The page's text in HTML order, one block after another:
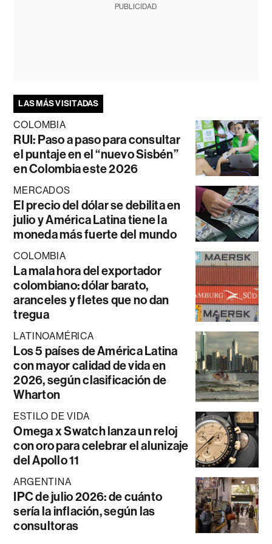
PUBLICIDAD
LAS MÁS VISITADAS
COLOMBIA
RUI: Paso a paso para consultar
el puntaje en el “nuevo Sisbén”
en Colombia este 2026
MERCADOS
El precio del dólar se debilita en
julio y América Latina tiene la
moneda más fuerte del mundo
COLOMBIA
La mala hora del exportador
colombiano: dólar barato,
aranceles y fletes que no dan
tregua
LATINOAMÉRICA
Los 5 países de América Latina
con mayor calidad de vida en
2026, según clasificación de
Wharton
ESTILO DE VIDA
Omega x Swatch lanza un reloj
con oro para celebrar el alunizaje
del Apollo 11
ARGENTINA
IPC de julio 2026: de cuánto
sería la inflación, según las
consultoras